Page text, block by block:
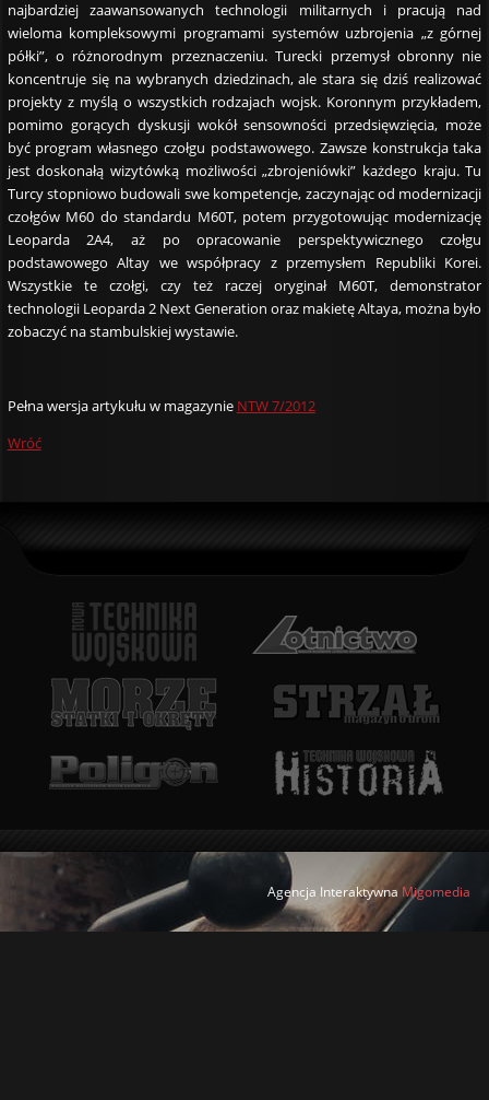
najbardziej zaawansowanych technologii militarnych i pracują nad
wieloma kompleksowymi programami systemów uzbrojenia „z górnej
półki”, o różnorodnym przeznaczeniu. Turecki przemysł obronny nie
koncentruje się na wybranych dziedzinach, ale stara się dziś realizować
projekty z myślą o wszystkich rodzajach wojsk. Koronnym przykładem,
pomimo gorących dyskusji wokół sensowności przedsięwzięcia, może
być program własnego czołgu podstawowego. Zawsze konstrukcja taka
jest doskonałą wizytówką możliwości „zbrojeniówki” każdego kraju. Tu
Turcy stopniowo budowali swe kompetencje, zaczynając od modernizacji
czołgów M60 do standardu M60T, potem przygotowując modernizację
Leoparda 2A4, aż po opracowanie perspektywicznego czołgu
podstawowego Altay we współpracy z przemysłem Republiki Korei.
Wszystkie te czołgi, czy też raczej oryginał M60T, demonstrator
technologii Leoparda 2 Next Generation oraz makietę Altaya, można było
zobaczyć na stambulskiej wystawie.
Pełna wersja artykułu w magazynie NTW 7/2012
Wróć
Agencja Interaktywna Migomedia